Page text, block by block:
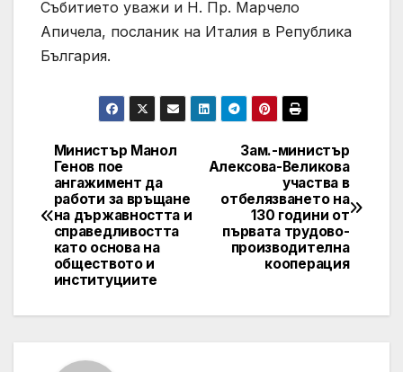
Събитието уважи и Н. Пр. Марчело
Апичела, посланик на Италия в Република
България.
Post
navigation
Зам.-министър
Алексова-Великова
участва в
отбелязването на
130 години от
първата трудово-
производителна
кооперация
Министър Манол
Генов пое
ангажимент да
работи за връщане
на държавността и
справедливостта
като основа на
обществото и
институциите